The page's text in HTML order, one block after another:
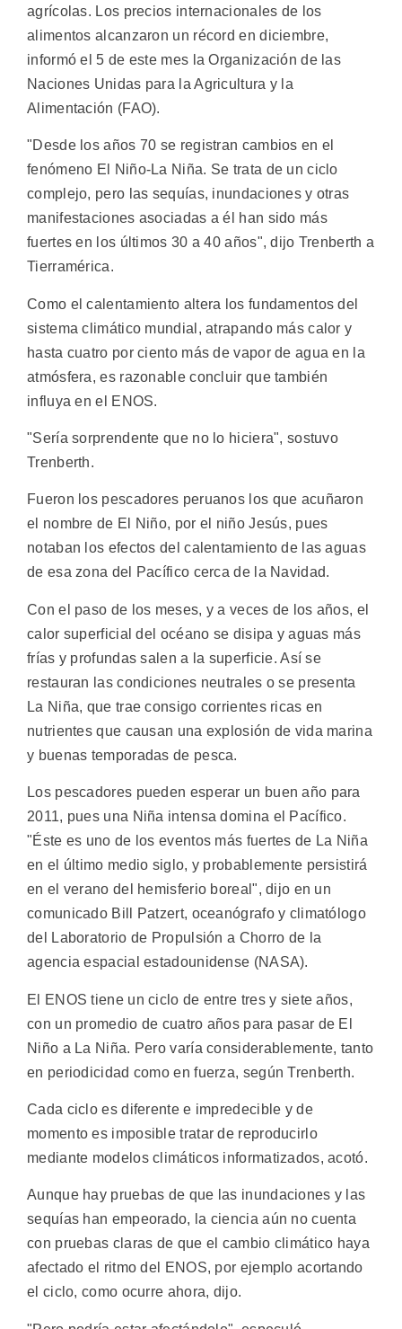
agrícolas. Los precios internacionales de los
alimentos alcanzaron un récord en diciembre,
informó el 5 de este mes la Organización de las
Naciones Unidas para la Agricultura y la
Alimentación (FAO).
"Desde los años 70 se registran cambios en el
fenómeno El Niño-La Niña. Se trata de un ciclo
complejo, pero las sequías, inundaciones y otras
manifestaciones asociadas a él han sido más
fuertes en los últimos 30 a 40 años", dijo Trenberth a
Tierramérica.
Como el calentamiento altera los fundamentos del
sistema climático mundial, atrapando más calor y
hasta cuatro por ciento más de vapor de agua en la
atmósfera, es razonable concluir que también
influya en el ENOS.
"Sería sorprendente que no lo hiciera", sostuvo
Trenberth.
Fueron los pescadores peruanos los que acuñaron
el nombre de El Niño, por el niño Jesús, pues
notaban los efectos del calentamiento de las aguas
de esa zona del Pacífico cerca de la Navidad.
Con el paso de los meses, y a veces de los años, el
calor superficial del océano se disipa y aguas más
frías y profundas salen a la superficie. Así se
restauran las condiciones neutrales o se presenta
La Niña, que trae consigo corrientes ricas en
nutrientes que causan una explosión de vida marina
y buenas temporadas de pesca.
Los pescadores pueden esperar un buen año para
2011, pues una Niña intensa domina el Pacífico.
"Éste es uno de los eventos más fuertes de La Niña
en el último medio siglo, y probablemente persistirá
en el verano del hemisferio boreal", dijo en un
comunicado Bill Patzert, oceanógrafo y climatólogo
del Laboratorio de Propulsión a Chorro de la
agencia espacial estadounidense (NASA).
El ENOS tiene un ciclo de entre tres y siete años,
con un promedio de cuatro años para pasar de El
Niño a La Niña. Pero varía considerablemente, tanto
en periodicidad como en fuerza, según Trenberth.
Cada ciclo es diferente e impredecible y de
momento es imposible tratar de reproducirlo
mediante modelos climáticos informatizados, acotó.
Aunque hay pruebas de que las inundaciones y las
sequías han empeorado, la ciencia aún no cuenta
con pruebas claras de que el cambio climático haya
afectado el ritmo del ENOS, por ejemplo acortando
el ciclo, como ocurre ahora, dijo.